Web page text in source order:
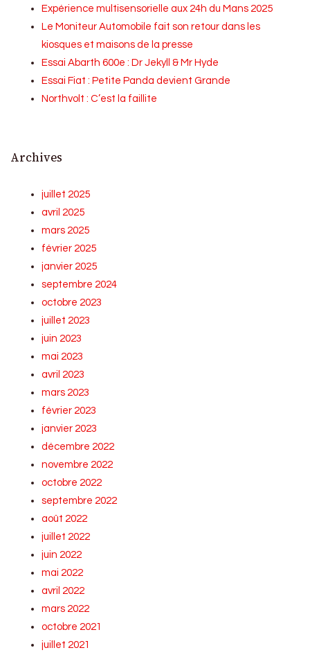
Expérience multisensorielle aux 24h du Mans 2025
Le Moniteur Automobile fait son retour dans les
kiosques et maisons de la presse
Essai Abarth 600e : Dr Jekyll & Mr Hyde
Essai Fiat : Petite Panda devient Grande
Northvolt : C’est la faillite
Archives
juillet 2025
avril 2025
mars 2025
février 2025
janvier 2025
septembre 2024
octobre 2023
juillet 2023
juin 2023
mai 2023
avril 2023
mars 2023
février 2023
janvier 2023
décembre 2022
novembre 2022
octobre 2022
septembre 2022
août 2022
juillet 2022
juin 2022
mai 2022
avril 2022
mars 2022
octobre 2021
juillet 2021